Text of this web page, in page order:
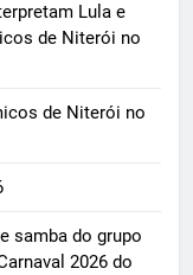
Lula e
de Niterói no
de Niterói no
samba do grupo
2026 do